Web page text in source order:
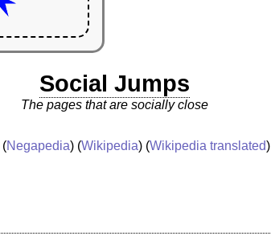
Social Jumps
The pages that are socially close
(Negapedia) (Wikipedia) (Wikipedia translated)